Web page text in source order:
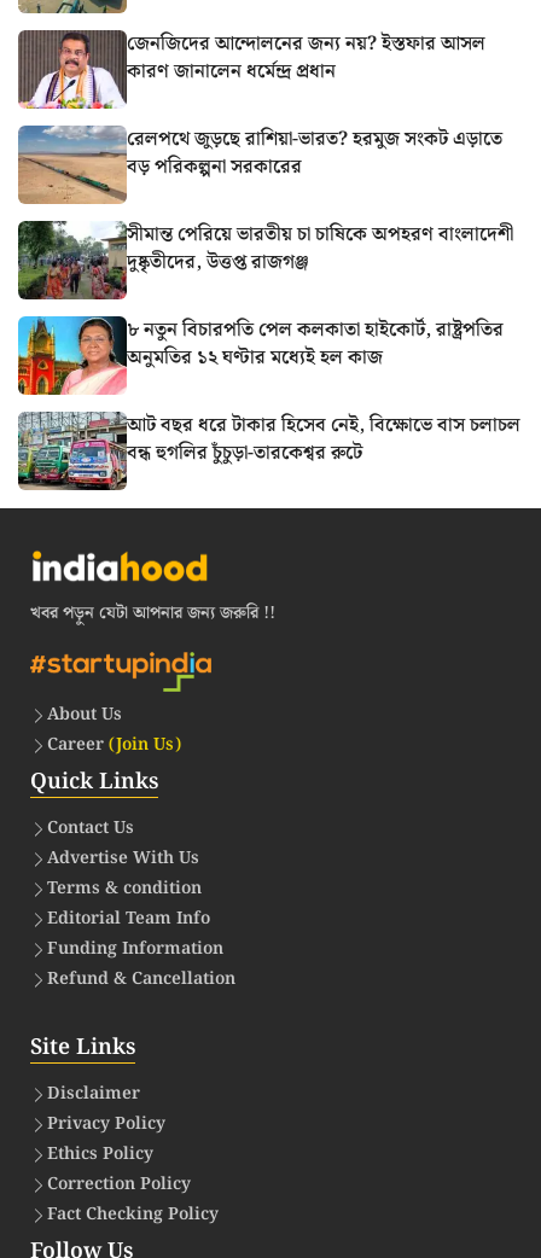
জেনজিদের আন্দোলনের জন্য নয়? ইস্তফার আসল
কারণ জানালেন ধর্মেন্দ্র প্রধান
রেলপথে জুড়ছে রাশিয়া-ভারত? হরমুজ সংকট এড়াতে
বড় পরিকল্পনা সরকারের
সীমান্ত পেরিয়ে ভারতীয় চা চাষিকে অপহরণ বাংলাদেশী
দুষ্কৃতীদের, উত্তপ্ত রাজগঞ্জ
৮ নতুন বিচারপতি পেল কলকাতা হাইকোর্ট, রাষ্ট্রপতির
অনুমতির ১২ ঘণ্টার মধ্যেই হল কাজ
আট বছর ধরে টাকার হিসেব নেই, বিক্ষোভে বাস চলাচল
বন্ধ হুগলির চুঁচুড়া-তারকেশ্বর রুটে
খবর পড়ুন যেটা আপনার জন্য জরুরি !!
About Us
Career(Join Us)
Quick Links
Contact Us
Advertise With Us
Terms & condition
Editorial Team Info
Funding Information
Refund & Cancellation
Site Links
Disclaimer
Privacy Policy
Ethics Policy
Correction Policy
Fact Checking Policy